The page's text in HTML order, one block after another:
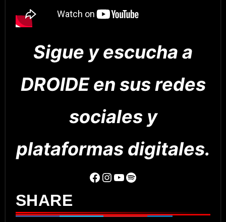
Sigue y escucha a
DROIDE en sus redes
sociales y
plataformas digitales.
Facebook Instagram YouTube Spotify
SHARE